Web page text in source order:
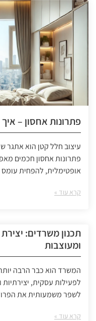
פתרונות אחסון –
עיצוב חלל קטן הוא אתגר
פתרונות אחסון חכמים
אופטימלית, להפחית
קרא עוד »
תכנון משרדים:
ומעוצבות
המשרד הוא כבר הרבה
לפעילות עסקית, יצירתיות
לשפר משמעותית את
קרא עוד »